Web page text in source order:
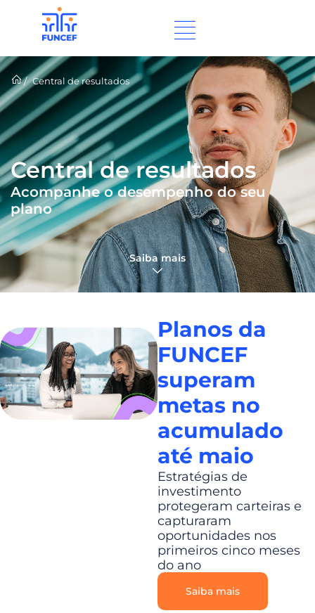
/ Central de resultados
Central de resultados
Acompanhe o desempenho do seu
plano
Saiba mais
Planos da
FUNCEF
superam
metas no
acumulado
até maio
Estratégias de
investimento
protegeram carteiras e
capturaram
oportunidades nos
primeiros cinco meses
do ano
Saiba mais